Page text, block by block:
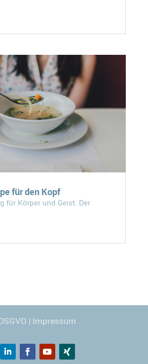
für den Kopf
für Körper und Geist. Der
| Impressum